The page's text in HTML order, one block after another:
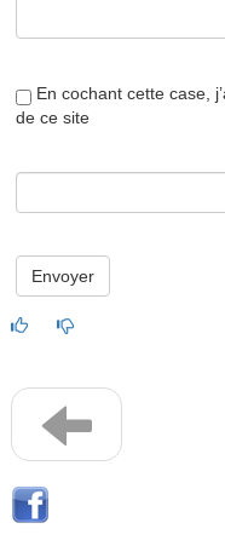
En cochant cette case,
de ce site
Envoyer